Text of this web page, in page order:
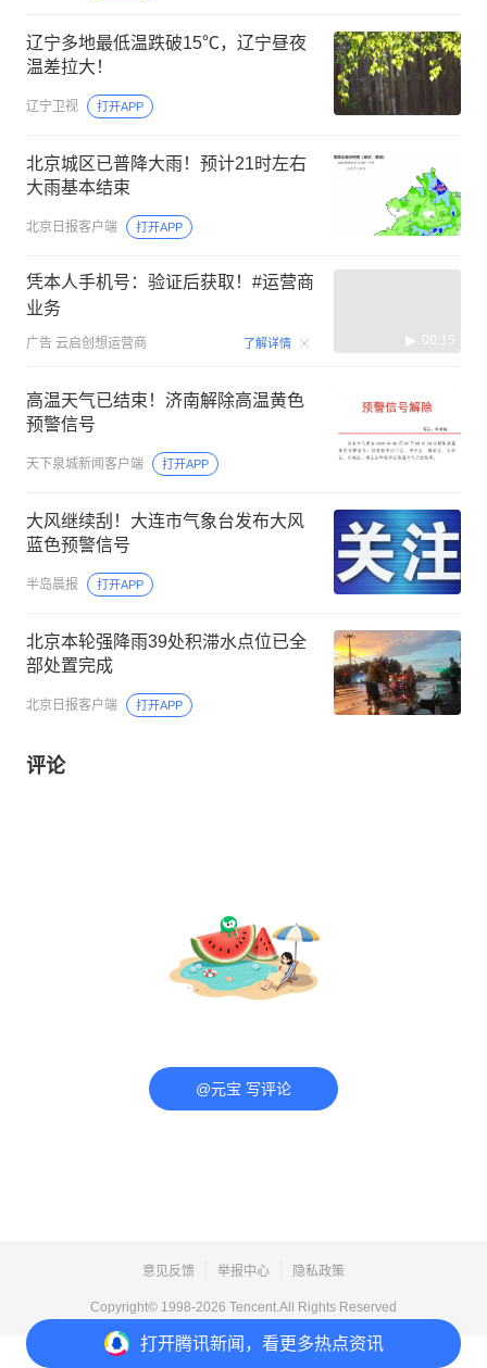
打开腾讯新闻，看更多热点资讯
辽宁多地最低温跌破15℃，辽宁昼夜
温差拉大！
辽宁卫视 打开APP
北京城区已普降大雨！预计21时左右
大雨基本结束
北京日报客户端 打开APP
凭本人手机号：验证后获取！#运营商
业务
广告 云启创想运营商 了解详情 00:15
高温天气已结束！济南解除高温黄色
预警信号
天下泉城新闻客户端 打开APP
大风继续刮！大连市气象台发布大风
蓝色预警信号
半岛晨报 打开APP
北京本轮强降雨39处积滞水点位已全
部处置完成
北京日报客户端 打开APP
评论
@元宝 写评论
意见反馈 举报中心 隐私政策
Copyright© 1998-2026 Tencent.All Rights Reserved